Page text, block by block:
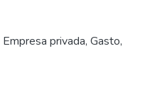
Empresa privada, Gasto,